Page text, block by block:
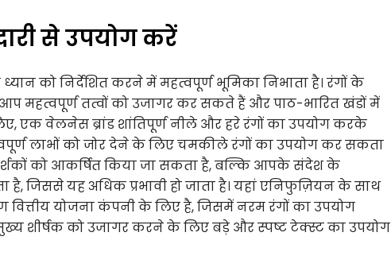
से उपयोग करें
को निर्देशित करने में महत्वपूर्ण भूमिका निभाता है। रंगों के
महत्वपूर्ण तत्वों को उजागर कर सकते हैं और पाठ-भारित खंडों में
एक वेलनेस ब्रांड शांतिपूर्ण नीले और हरे रंगों का उपयोग करके
लाभों को जोर देने के लिए चमकीले रंगों का उपयोग कर सकता
को आकर्षित किया जा सकता है, बल्कि आपके संदेश के
जिससे यह अधिक प्रभावी हो जाता है। यहां एनिफुज़ियन के साथ
वित्तीय योजना कंपनी के लिए है, जिसमें नरम रंगों का उपयोग
शीर्षक को उजागर करने के लिए बड़े और स्पष्ट टेक्स्ट का उपयोग